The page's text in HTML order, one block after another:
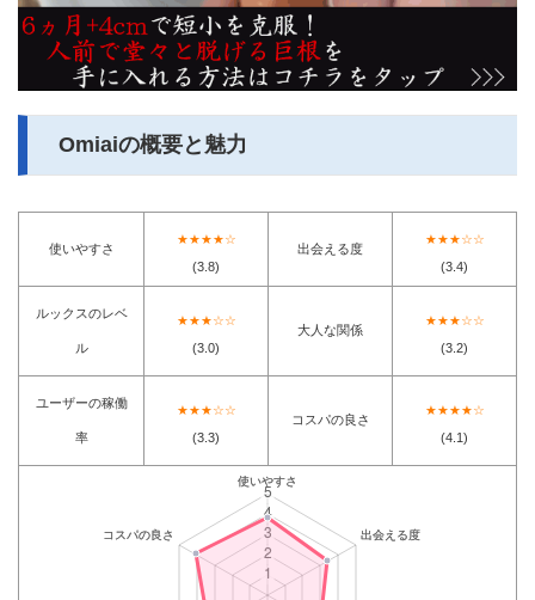
Omiaiの概要と魅力
使いやすさ
★★★★☆
(3.8)
出会える度
★★★☆☆
(3.4)
ルックスのレベ
ル
★★★☆☆
(3.0)
大人な関係
★★★☆☆
(3.2)
ユーザーの稼働
率
★★★☆☆
(3.3)
コスパの良さ
★★★★☆
(4.1)